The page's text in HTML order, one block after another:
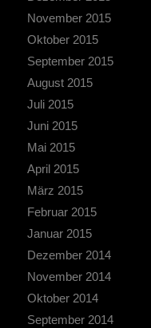
November 2015
Oktober 2015
September 2015
August 2015
Juli 2015
Juni 2015
Mai 2015
April 2015
März 2015
Februar 2015
Januar 2015
Dezember 2014
November 2014
Oktober 2014
September 2014